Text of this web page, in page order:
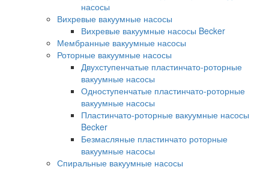
насосы
Вихревые вакуумные насосы
Вихревые вакуумные насосы Becker
Мембранные вакуумные насосы
Роторные вакуумные насосы
Двухступенчатые пластинчато-роторные
вакуумные насосы
Одноступенчатые пластинчато-роторные
вакуумные насосы
Пластинчато-роторные вакуумные насосы
Becker
Безмасляные пластинчато роторные
вакуумные насосы
Спиральные вакуумные насосы